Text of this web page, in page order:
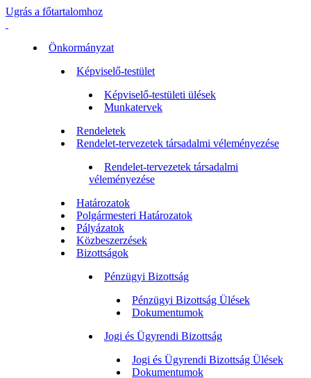
Ugrás a főtartalomhoz
Önkormányzat
Képviselő-testület
Képviselő-testületi ülések
Munkatervek
Rendeletek
Rendelet-tervezetek társadalmi véleményezése
Rendelet-tervezetek társadalmi
véleményezése
Határozatok
Polgármesteri Határozatok
Pályázatok
Közbeszerzések
Bizottságok
Pénzügyi Bizottság
Pénzügyi Bizottság Ülések
Dokumentumok
Jogi és Ügyrendi Bizottság
Jogi és Ügyrendi Bizottság Ülések
Dokumentumok